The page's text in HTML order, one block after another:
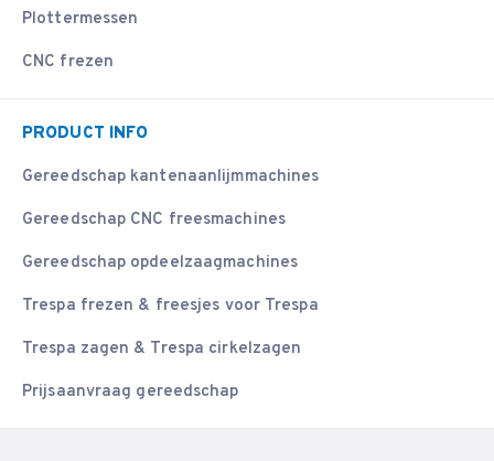
Plottermessen
CNC frezen
PRODUCT INFO
Gereedschap kantenaanlijmmachines
Gereedschap CNC freesmachines
Gereedschap opdeelzaagmachines
Trespa frezen & freesjes voor Trespa
Trespa zagen & Trespa cirkelzagen
Prijsaanvraag gereedschap